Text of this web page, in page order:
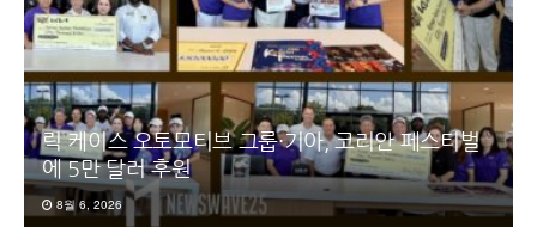
릭 케이스 오토모티브 그룹·기아, 코리안 페스티벌
에 5만 달러 후원
8월 6, 2026